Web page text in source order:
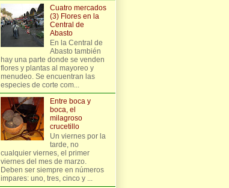
Cuatro mercados
(3) Flores en la
Central de
Abasto
En la Central de
Abasto también
hay una parte donde se venden
flores y plantas al mayoreo y
menudeo. Se encuentran las
especies de corte com...
Entre boca y
boca, el
milagroso
crucetillo
Un viernes por la
tarde, no
cualquier viernes, el primer
viernes del mes de marzo.
Deben ser siempre en números
impares: uno, tres, cinco y ...